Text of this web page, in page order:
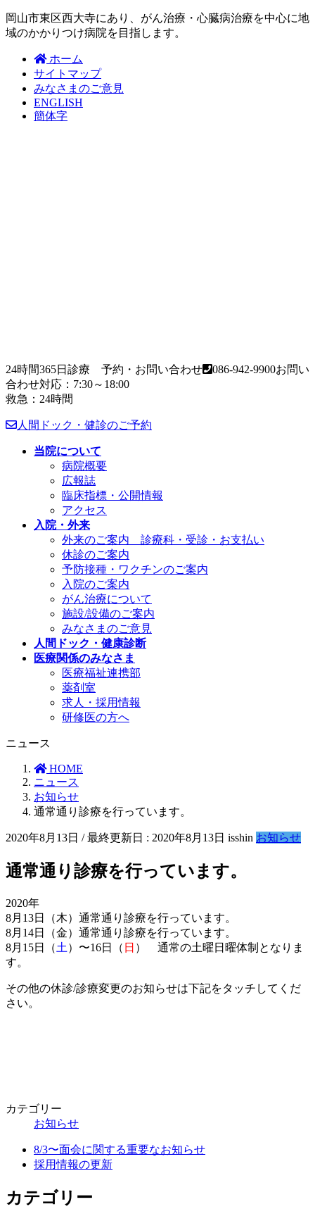
岡山市東区西大寺にあり、がん治療・心臓病治療を中心に地
域のかかりつけ病院を目指します。
ホーム
サイトマップ
みなさまのご意見
ENGLISH
簡体字
24時間365日診療 予約・お問い合わせ 086-942-9900お問い
合わせ対応：7:30～18:00
救急：24時間
人間ドック・健診のご予約
当院について
病院概要
広報誌
臨床指標・公開情報
アクセス
入院・外来
外来のご案内 診療科・受診・お支払い
休診のご案内
予防接種・ワクチンのご案内
入院のご案内
がん治療について
施設/設備のご案内
みなさまのご意見
人間ドック・健康診断
医療関係のみなさま
医療福祉連携部
薬剤室
求人・採用情報
研修医の方へ
ニュース
HOME
ニュース
お知らせ
通常通り診療を行っています。
2020年8月13日 / 最終更新日 : 2020年8月13日 isshin お知らせ
通常通り診療を行っています。
2020年
8月13日（木）通常通り診療を行っています。
8月14日（金）通常通り診療を行っています。
8月15日（土 ）〜16日（ 日 ） 通常の土曜日曜体制となりま
す。
その他の休診/診療変更のお知らせは下記をタッチしてくだ
さい。
カテゴリー
お知らせ
8/3〜面会に関する重要なお知らせ
採用情報の更新
カテゴリー